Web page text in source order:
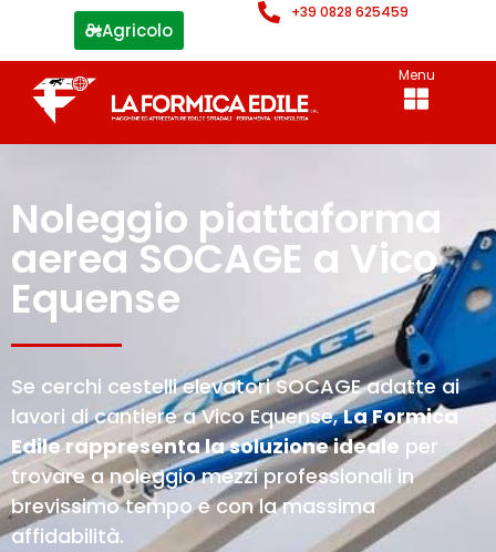
Agricolo
+39 0828 625459
Menu
Noleggio piattaforma
aerea SOCAGE a Vico
Equense
Se cerchi cestelli elevatori SOCAGE adatte ai
lavori di cantiere a Vico Equense,La Formica
Edile rappresenta la soluzione ideale per
trovare a noleggio mezzi professionali in
brevissimo tempo e con la massima
affidabilità.